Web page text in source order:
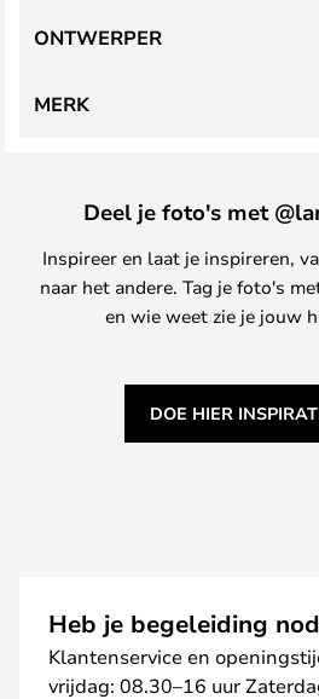
ONTWERPER
MERK
Deel je foto's met
Inspireer en laat je inspireren,
naar het andere. Tag je foto's
en wie weet zie je jouw
DOE HIER
Heb je begeleiding
Klantenservice en
vrijdag: 08.30–16 uur